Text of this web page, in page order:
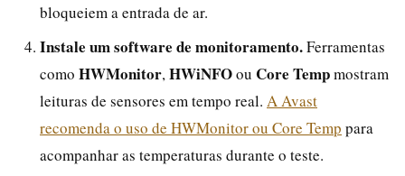
bloqueiem a entrada de ar.
Instale um software de monitoramento.Ferramentas
como HWMonitor, HWiNFOou Core Tempmostram
leituras de sensores em tempo real. A Avast
recomenda o uso de HWMonitor ou Core Temp para
acompanhar as temperaturas durante o teste.